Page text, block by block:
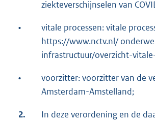
ziekteverschijnselen van
•
vitale processen: vitale
https://www.nctv.nl/
infrastructuur/overzicht-
•
voorzitter: voorzitter van de
Amsterdam-Amstelland;
2.
In deze verordening en de